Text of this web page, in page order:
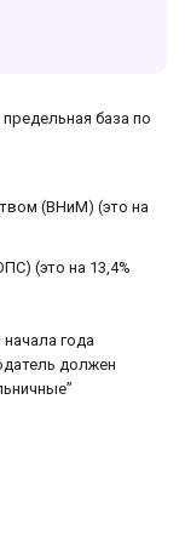
база по
(ВНиМ) (это на
(это на 13,4%
года
должен